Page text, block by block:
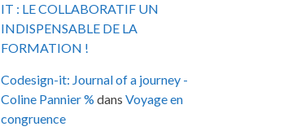
IT : LE COLLABORATIF UN
INDISPENSABLE DE LA
FORMATION !
Codesign-it: Journal of a journey -
Coline Pannier % dans Voyage en
congruence